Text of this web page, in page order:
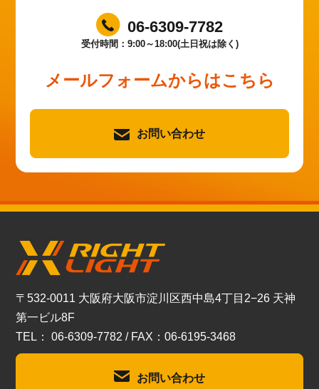
06-6309-7782
受付時間：9:00～18:00(土日祝は除く)
メールフォームからはこちら
お問い合わせ
〒532-0011 大阪府大阪市淀川区西中島4丁目2−26 天神
第一ビル8F
TEL： 06-6309-7782 / FAX：06-6195-3468
お問い合わせ